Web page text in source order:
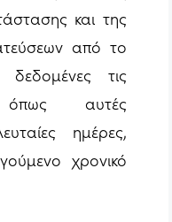
και της
από το
τις
όπως αυτές
ημέρες,
χρονικό